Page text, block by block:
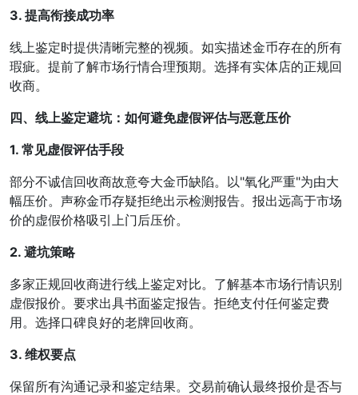
3. 提高衔接成功率
线上鉴定时提供清晰完整的视频。如实描述金币存在的所有
瑕疵。提前了解市场行情合理预期。选择有实体店的正规回
收商。
四、线上鉴定避坑：如何避免虚假评估与恶意压价
1. 常见虚假评估手段
部分不诚信回收商故意夸大金币缺陷。以"氧化严重"为由大
幅压价。声称金币存疑拒绝出示检测报告。报出远高于市场
价的虚假价格吸引上门后压价。
2. 避坑策略
多家正规回收商进行线上鉴定对比。了解基本市场行情识别
虚假报价。要求出具书面鉴定报告。拒绝支付任何鉴定费
用。选择口碑良好的老牌回收商。
3. 维权要点
保留所有沟通记录和鉴定结果。交易前确认最终报价是否与